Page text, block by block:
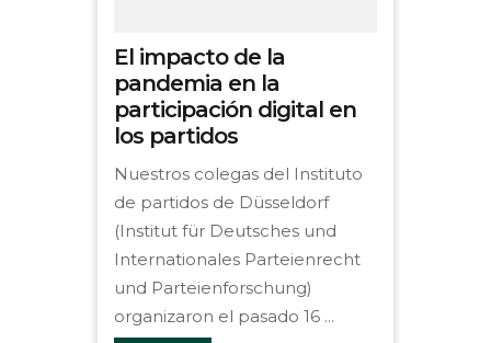
El impacto de la
pandemia en la
participación digital en
los partidos
Nuestros colegas del Instituto
de partidos de Düsseldorf
(Institut für Deutsches und
Internationales Parteienrecht
und Parteienforschung)
organizaron el pasado 16 ...